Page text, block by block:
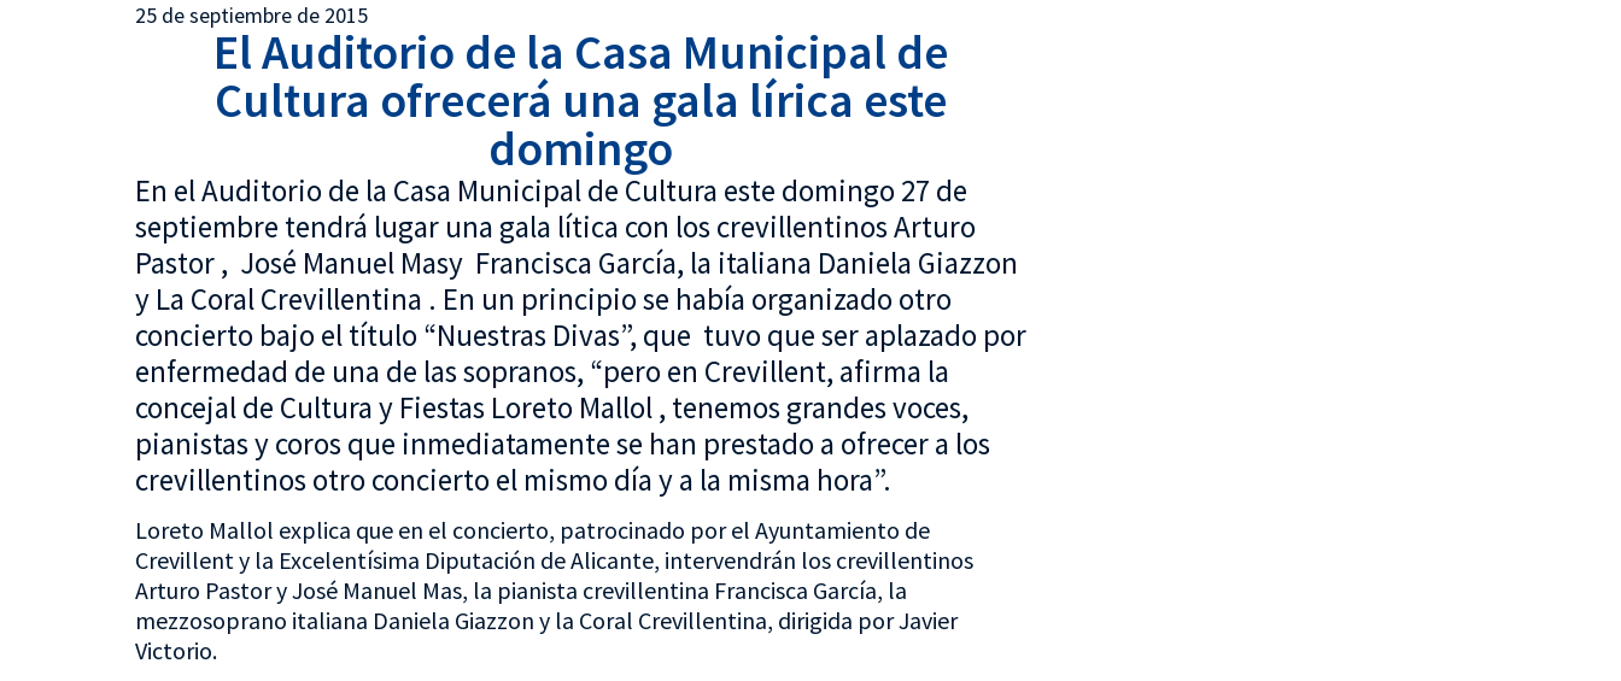
25 de septiembre de 2015
El Auditorio de la Casa Municipal de
Cultura ofrecerá una gala lírica este
domingo
En el Auditorio de la Casa Municipal de Cultura este domingo 27 de
septiembre tendrá lugar una gala lítica con los crevillentinos Arturo
Pastor , José Manuel Masy Francisca García, la italiana Daniela Giazzon
y La Coral Crevillentina . En un principio se había organizado otro
concierto bajo el título “Nuestras Divas”, que tuvo que ser aplazado por
enfermedad de una de las sopranos, “pero en Crevillent, afirma la
concejal de Cultura y Fiestas Loreto Mallol , tenemos grandes voces,
pianistas y coros que inmediatamente se han prestado a ofrecer a los
crevillentinos otro concierto el mismo día y a la misma hora”.
Loreto Mallol explica que en el concierto, patrocinado por el Ayuntamiento de
Crevillent y la Excelentísima Diputación de Alicante, intervendrán los crevillentinos
Arturo Pastor y José Manuel Mas, la pianista crevillentina Francisca García, la
mezzosoprano italiana Daniela Giazzon y la Coral Crevillentina, dirigida por Javier
Victorio.